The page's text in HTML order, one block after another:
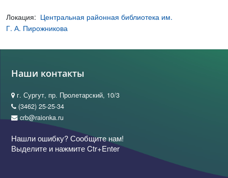
Локация: Центральная районная библиотека им.
Г. А. Пирожникова
Наши контакты
г. Сургут, пр. Пролетарский, 10/3
(3462) 25-25-34
crb@raionka.ru
Нашли ошибку? Сообщите нам!
Выделите и нажмите Ctr+Enter